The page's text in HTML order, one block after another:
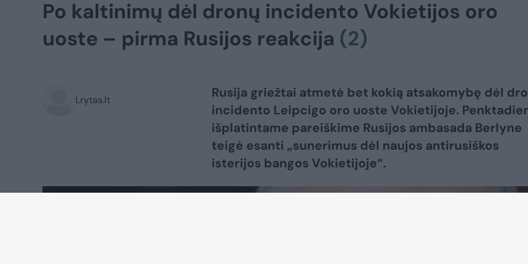
Po kaltinimų dėl dronų incidento Vokietijos oro
uoste – pirma Rusijos reakcija (2)
Lrytas.lt
Rusija griežtai atmetė bet kokią atsakomybę dėl
incidento Leipcigo oro uoste Vokietijoje.
išplatintame pareiškime Rusijos ambasada Berlyne
teigė esanti „sunerimus dėl naujos antirusiškos
isterijos bangos Vokietijoje“.